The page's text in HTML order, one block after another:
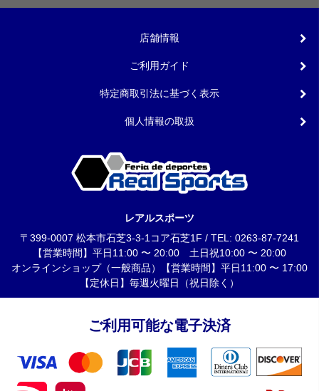
店舗情報
ご利用ガイド
特定商取引法に基づく表示
個人情報の取扱
レアルスポーツ
〒399-0007 松本市石芝3-3-1コア石芝1F / TEL: 0263-87-7241
【営業時間】平日11:00 〜 20:00 土日祝10:00 〜 20:00
オンラインショップ（一般商品）【営業時間】平日11:00 〜 17:00
【定休日】毎週火曜日（祝日除く）
ご利用可能な電子決済